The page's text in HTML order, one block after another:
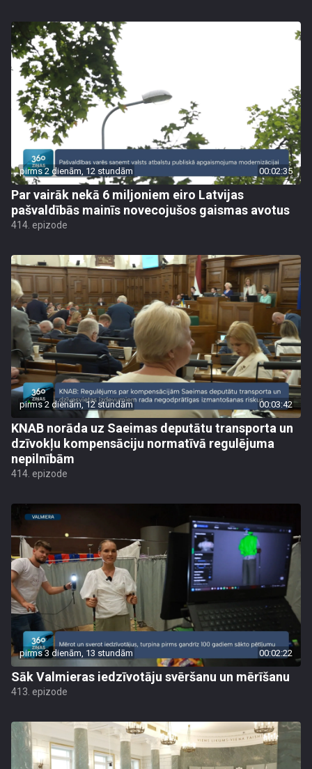
pirms 2 dienām, 12 stundām 00:02:35
Par vairāk nekā 6 miljoniem eiro Latvijas
pašvaldībās mainīs novecojušos gaismas avotus
414. epizode
pirms 2 dienām, 12 stundām 00:03:42
KNAB norāda uz Saeimas deputātu transporta un
dzīvokļu kompensāciju normatīvā regulējuma
nepilnībām
414. epizode
pirms 3 dienām, 13 stundām 00:02:22
Sāk Valmieras iedzīvotāju svēršanu un mērīšanu
413. epizode